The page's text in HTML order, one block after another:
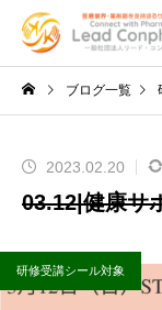
ブログ一覧
2023.02.20
03.12|健康サ
研修受講シール対象